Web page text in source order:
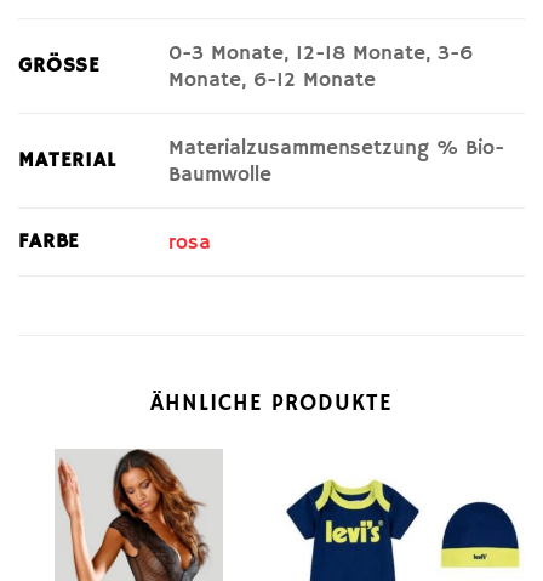
GRÖSSE
0-3 Monate, 12-18 Monate, 3-6
Monate, 6-12 Monate
MATERIAL
Materialzusammensetzung % Bio-
Baumwolle
FARBE rosa
ÄHNLICHE PRODUKTE